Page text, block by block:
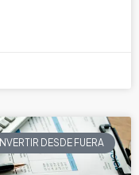
INVERTIR DESDE FUERA